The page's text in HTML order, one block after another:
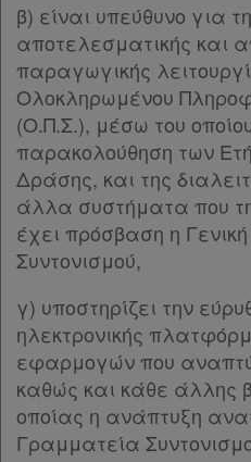
β) είναι υπεύθυνο για
αποτελεσματικής και
παραγωγικής
Ολοκληρωμένου
(Ο.Π.Σ.), μέσω του
παρακολούθηση των
Δράσης, και της
άλλα συστήματα που
έχει πρόσβαση η
Συντονισμού,
γ) υποστηρίζει την
ηλεκτρονικής
εφαρμογών που
καθώς και κάθε άλλης
οποίας η ανάπτυξη
Γραμματεία